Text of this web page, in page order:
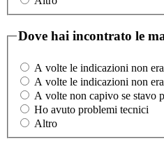
Dove hai incontrato le
A volte le indicazioni non
A volte le indicazioni non
A volte non capivo se stavo
Ho avuto problemi tecnici
Altro